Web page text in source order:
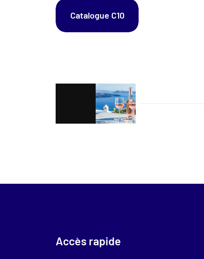
Catalogue C10
Navigation
Accès rapide